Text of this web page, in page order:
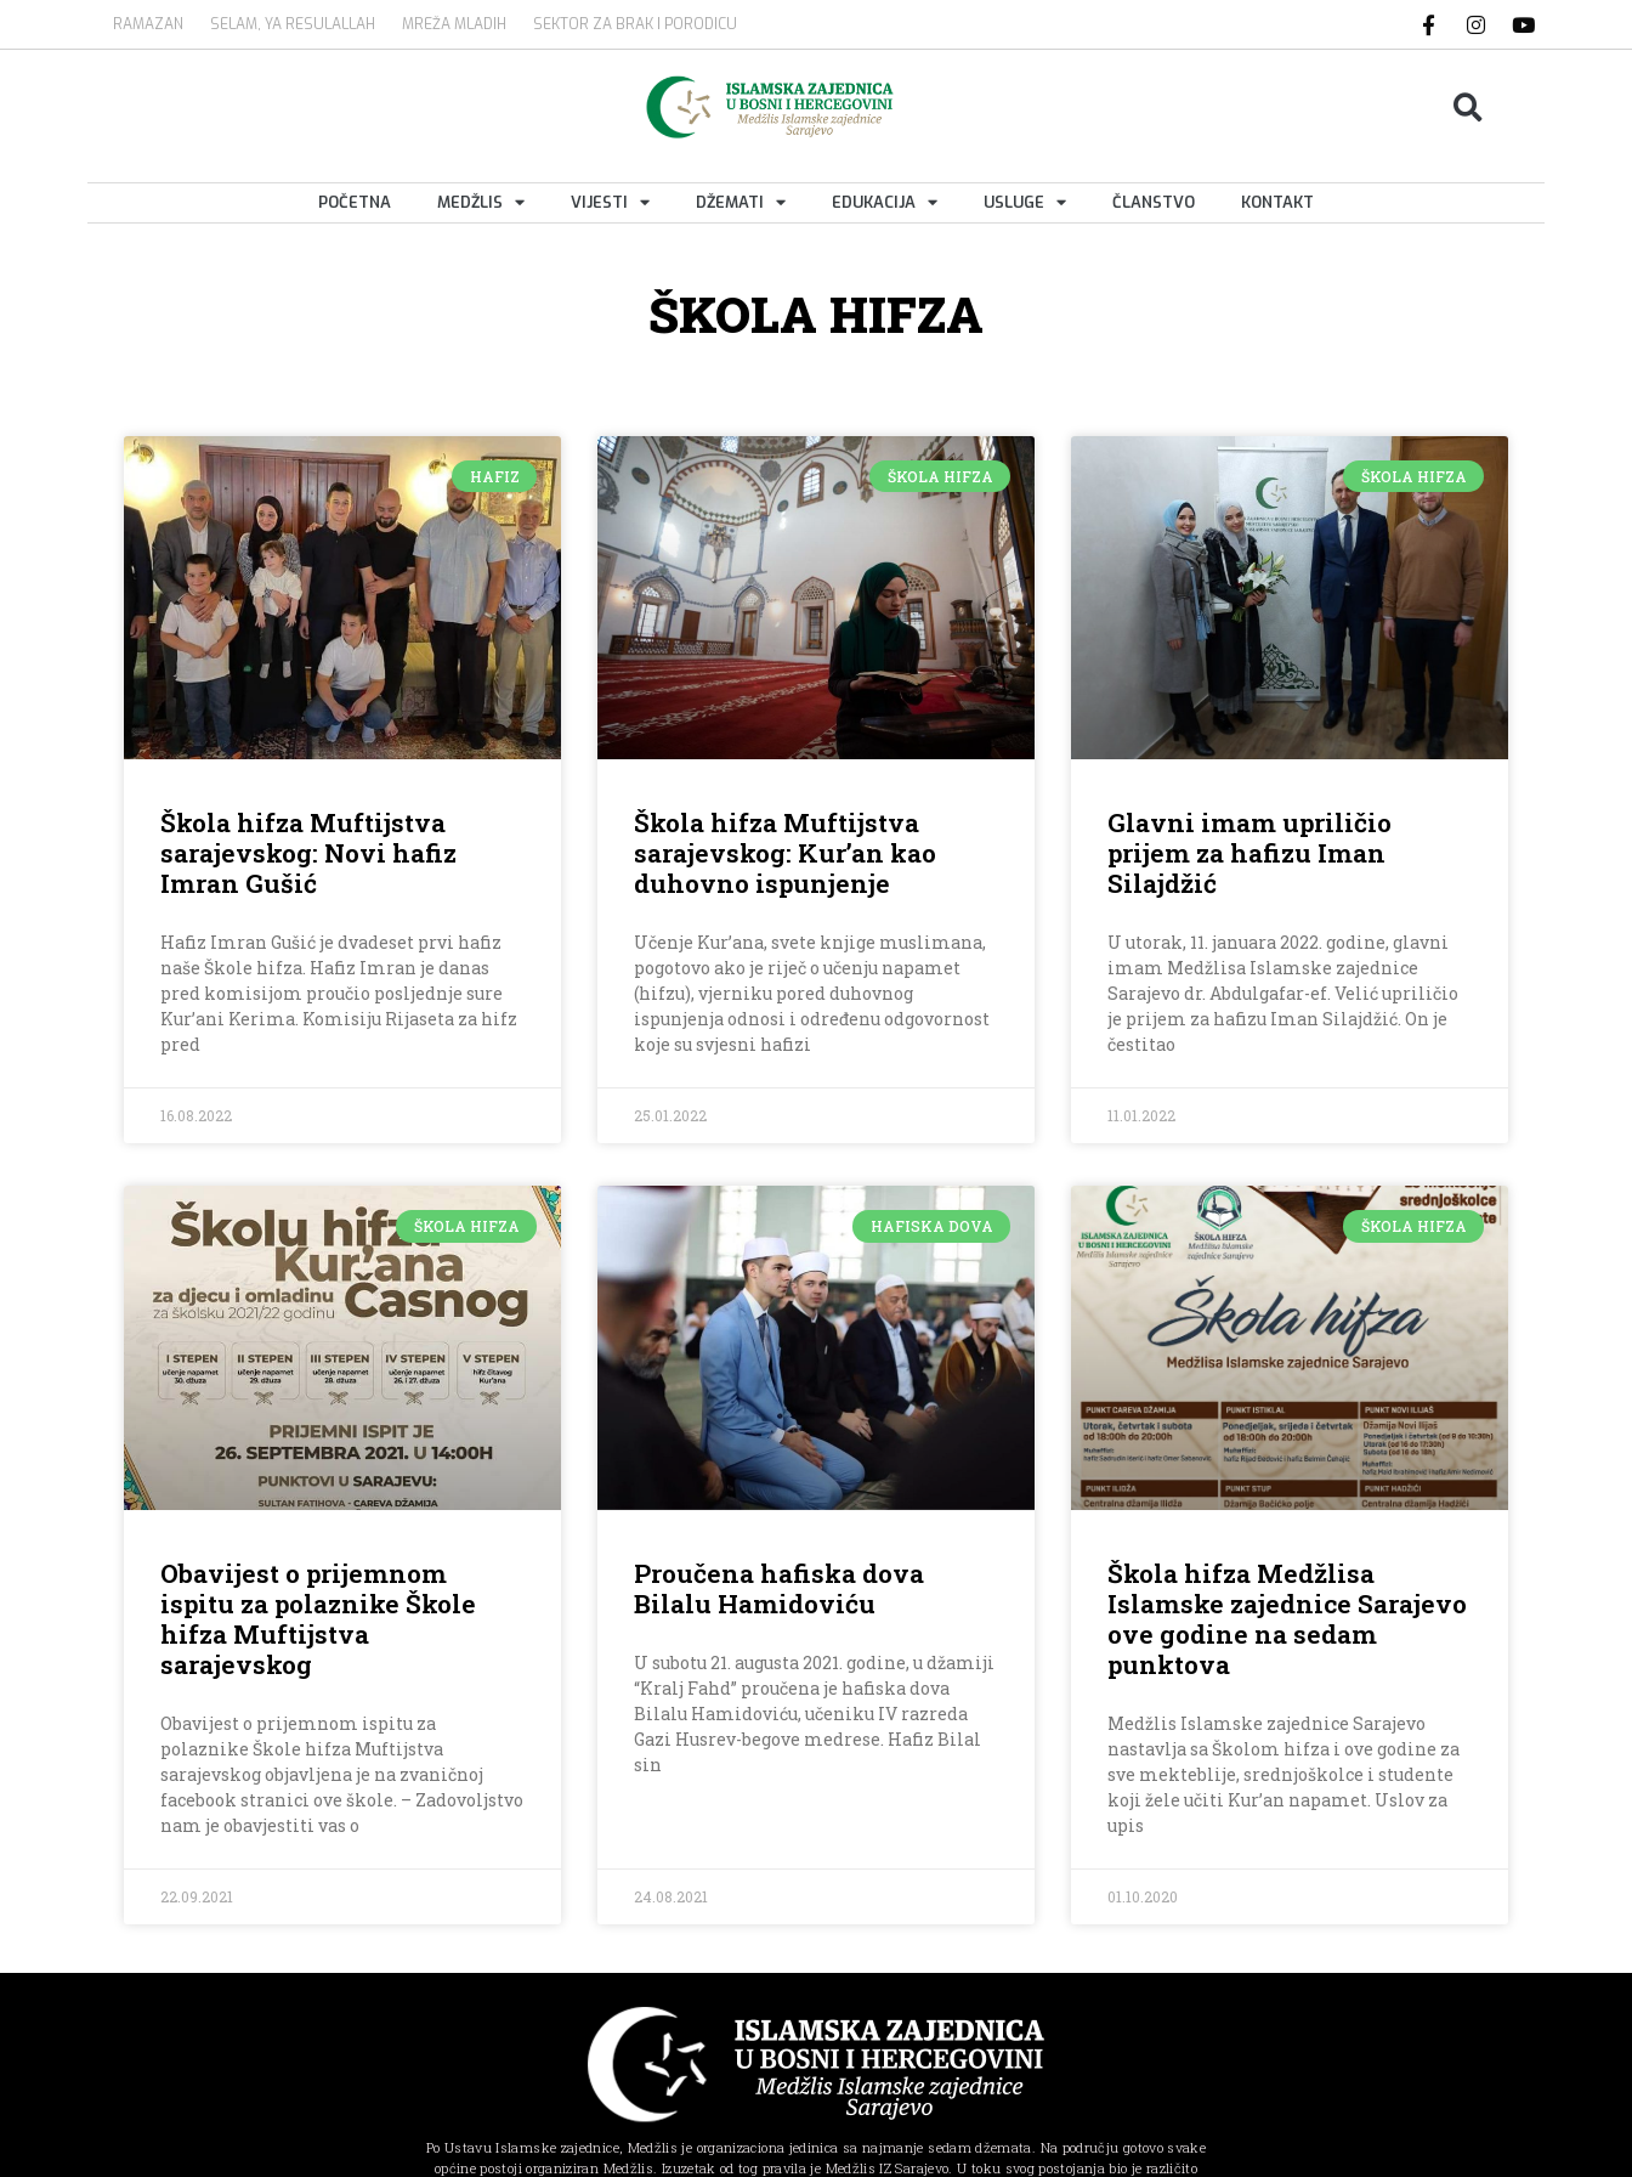
RAMAZAN SELAM, YA RESULALLAH MREŽA MLADIH SEKTOR ZA BRAK I PORODICU
POČETNA MEDŽLIS VIJESTI DŽEMATI EDUKACIJA USLUGE ČLANSTVO KONTAKT
ŠKOLA HIFZA
HAFIZ
Škola hifza Muftijstva
sarajevskog: Novi hafiz
Imran Gušić
Hafiz Imran Gušić je dvadeset prvi hafiz
naše Škole hifza. Hafiz Imran je danas
pred komisijom proučio posljednje sure
Kur’ani Kerima. Komisiju Rijaseta za hifz
pred
16.08.2022
ŠKOLA HIFZA
Škola hifza Muftijstva
sarajevskog: Kur’an kao
duhovno ispunjenje
Učenje Kur’ana, svete knjige muslimana,
pogotovo ako je riječ o učenju napamet
(hifzu), vjerniku pored duhovnog
ispunjenja odnosi i određenu odgovornost
koje su svjesni hafizi
25.01.2022
ŠKOLA HIFZA
Glavni imam upriličio
prijem za hafizu Iman
Silajdžić
U utorak, 11. januara 2022. godine, glavni
imam Medžlisa Islamske zajednice
Sarajevo dr. Abdulgafar-ef. Velić upriličio
je prijem za hafizu Iman Silajdžić. On je
čestitao
11.01.2022
ŠKOLA HIFZA
Obavijest o prijemnom
ispitu za polaznike Škole
hifza Muftijstva
sarajevskog
Obavijest o prijemnom ispitu za
polaznike Škole hifza Muftijstva
sarajevskog objavljena je na zvaničnoj
facebook stranici ove škole. – Zadovoljstvo
nam je obavjestiti vas o
22.09.2021
HAFISKA DOVA
Proučena hafiska dova
Bilalu Hamidoviću
U subotu 21. augusta 2021. godine, u džamiji
“Kralj Fahd” proučena je hafiska dova
Bilalu Hamidoviću, učeniku IV razreda
Gazi Husrev-begove medrese. Hafiz Bilal
sin
24.08.2021
ŠKOLA HIFZA
Škola hifza Medžlisa
Islamske zajednice Sarajevo
ove godine na sedam
punktova
Medžlis Islamske zajednice Sarajevo
nastavlja sa Školom hifza i ove godine za
sve mekteblije, srednjoškolce i studente
koji žele učiti Kur’an napamet. Uslov za
upis
01.10.2020
Po Ustavu Islamske zajednice, Medžlis je organizaciona jedinica sa najmanje sedam džemata. Na području gotovo svake
općine postoji organiziran Medžlis. Izuzetak od tog pravila je Medžlis IZ Sarajevo. U toku svog postojanja bio je različito